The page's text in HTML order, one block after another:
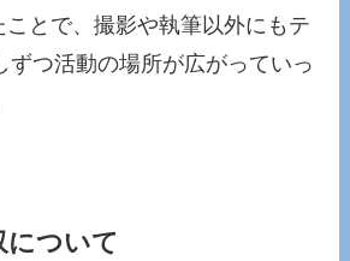
とで、撮影や執筆以外にもテ
ずつ活動の場所が広がっていっ
について